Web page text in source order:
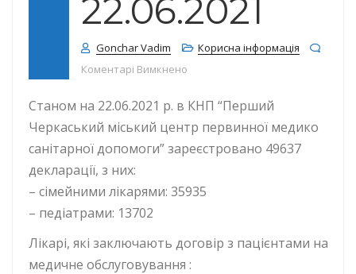
22.06.2021
Gonchar Vadim
Корисна інформація
Коментарі Вимкнено
Станом на 22.06.2021 р. в КНП “Перший
Черкаський міський центр первинної медико
санітарної допомоги” зареєстровано 49637
декларації, з них:
– сімейними лікарями: 35935
– педіатрами: 13702
Лікарі, які заключають договір з пацієнтами на
медичне обслуговування :